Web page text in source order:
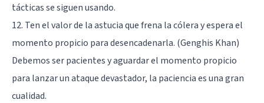
tácticas se siguen usando.
12. Ten el valor de la astucia que frena la cólera y espera el
momento propicio para desencadenarla. (Genghis Khan)
Debemos ser pacientes y aguardar el momento propicio
para lanzar un ataque devastador, la paciencia es una gran
cualidad.